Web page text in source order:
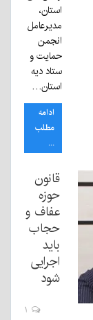
استان،
مدیرعامل
انجمن
حمایت و
ستاد دیه
استان…
ادامه
مطلب
...
قانون
حوزه
عفاف و
حجاب
باید
اجرایی
شود